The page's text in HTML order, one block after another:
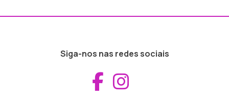
Siga-nos nas redes sociais
Aceder ao